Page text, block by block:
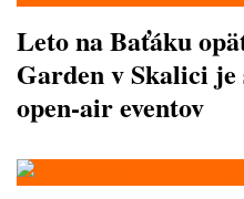
Leto na Baťáku
Garden v Skalici je
open-air eventov